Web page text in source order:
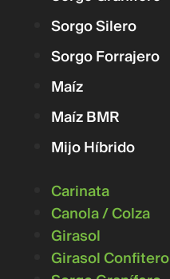
Sorgo Silero
Sorgo Forrajero
Maíz
Maíz BMR
Mijo Híbrido
Carinata
Canola / Colza
Girasol
Girasol Confitero